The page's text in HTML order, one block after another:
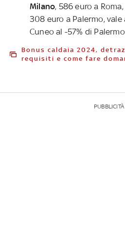
Milano, 586 euro a
308 euro a Palermo,
Cuneo al -57% di Palermo
Bonus caldaia 2024, detrazioni fino al 65%:
requisiti e come fare
PUBBLICITÀ